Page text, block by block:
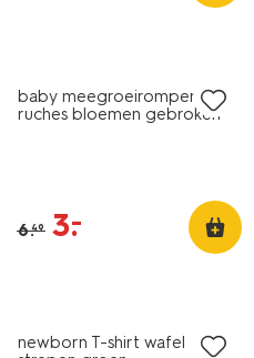
baby meegroeiromper
ruches bloemen gebroken
6.49 3.
–
newborn T-shirt wafel